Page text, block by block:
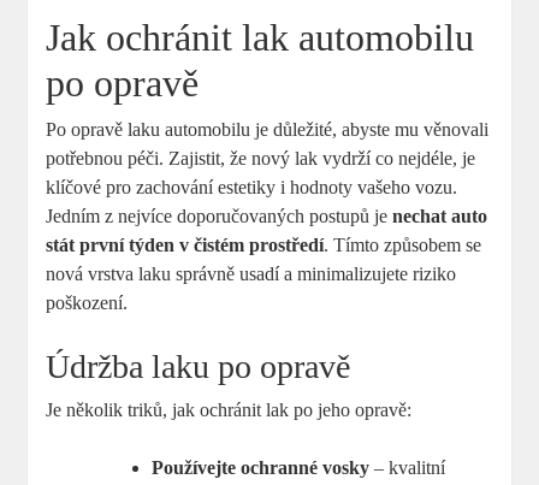
Jak ⁢ochránit ⁣lak automobilu
po opravě
Po opravě ‍laku automobilu je důležité, abyste mu věnovali
potřebnou péči. Zajistit, že ⁣nový lak ‌vydrží co nejdéle, ‌je
klíčové pro⁤ zachování estetiky i hodnoty vašeho vozu.
Jedním z nejvíce doporučovaných postupů jenechat‍ auto
stát první týden v čistém prostředí. Tímto způsobem se
nová vrstva laku správně usadí a minimalizujete riziko​
poškození.
Údržba laku po opravě
Je několik triků, jak ochránit lak po jeho⁤ opravě:
Používejte ochranné ​vosky – kvalitní